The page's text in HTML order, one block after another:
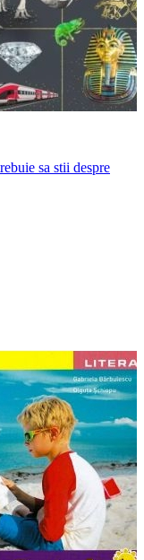
sa stii despre